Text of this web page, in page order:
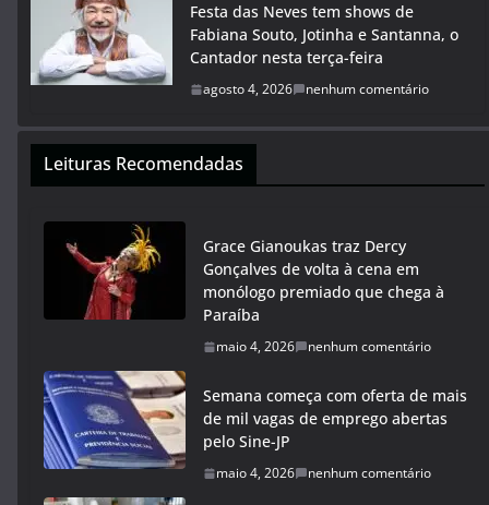
Festa das Neves tem shows de
Fabiana Souto, Jotinha e Santanna, o
Cantador nesta terça-feira
agosto 4, 2026 nenhum comentário
Leituras Recomendadas
Grace Gianoukas traz Dercy
Gonçalves de volta à cena em
monólogo premiado que chega à
Paraíba
maio 4, 2026 nenhum comentário
Semana começa com oferta de mais
de mil vagas de emprego abertas
pelo Sine-JP
maio 4, 2026 nenhum comentário